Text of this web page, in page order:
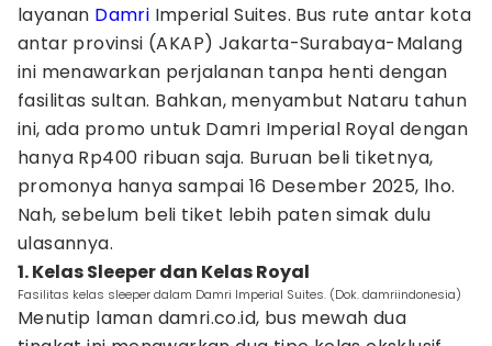
layanan Damri Imperial Suites. Bus rute antar kota
antar provinsi (AKAP) Jakarta-Surabaya-Malang
ini menawarkan perjalanan tanpa henti dengan
fasilitas sultan. Bahkan, menyambut Nataru tahun
ini, ada promo untuk Damri Imperial Royal dengan
hanya Rp400 ribuan saja. Buruan beli tiketnya,
promonya hanya sampai 16 Desember 2025, lho.
Nah, sebelum beli tiket lebih paten simak dulu
ulasannya.
1. Kelas Sleeper dan Kelas Royal
Fasilitas kelas sleeper dalam Damri Imperial Suites. (Dok. damriindonesia)
Menutip laman damri.co.id, bus mewah dua